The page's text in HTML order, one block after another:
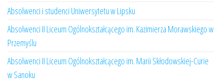
Absolwenci i studenci Uniwersytetu w Lipsku
Absolwenci II Liceum Ogólnokształcącego im. Kazimierza Morawskiego w
Przemyślu
Absolwenci II Liceum Ogólnokształcącego im. Marii Skłodowskiej-Curie
w Sanoku